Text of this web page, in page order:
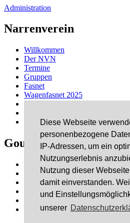
Diese Webseite
personenbezogene
IP-Adressen, um ein
Nutzungserlebnis
Nutzung dieser
damit einverstanden.
und
unserer
Administration
Narrenverein
Willkommen
Der NVN
Termine
Gruppen
Fasnet
Wagenfasnet 2025
Kontakt
Gourmet & Dixie
Musik
Gastronomie
Sponsoren
Kontakt